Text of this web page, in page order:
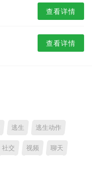
查看详情
查看详情
逃生 逃生动作
社交 视频 聊天